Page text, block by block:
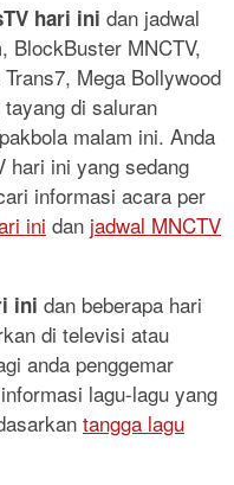
hari ini dan jadwal
BlockBuster MNCTV,
Mega Bollywood
di saluran
malam ini. Anda
hari ini yang sedang
informasi acara per
ini dan jadwal MNCTV
ini dan beberapa hari
di televisi atau
anda penggemar
lagu-lagu yang
tangga lagu